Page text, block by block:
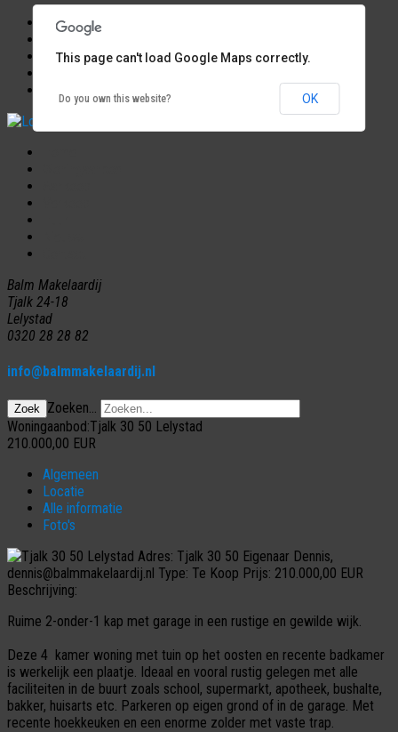
Woningaanbod
Verkocht
Balm Makelaardij
Tjalk 24-18
Lelystad
0320 28 28 82
info@balmmakelaardij.nl
Zoek
Zoeken...
Woningaanbod:Tjalk 30 50 Lelystad
210.000,00 EUR
Algemeen
Locatie
Alle informatie
Foto's
Adres: Tjalk 30 50 Eigenaar Dennis,
dennis@balmmakelaardij.nl Type: Te Koop Prijs: 210.000,00 EUR
Beschrijving:
Ruime 2-onder-1 kap met garage in een rustige en gewilde wijk.
Deze 4 kamer woning met tuin op het oosten en recente badkamer
is werkelijk een plaatje. Ideaal en vooral rustig gelegen met alle
faciliteiten in de buurt zoals school, supermarkt, apotheek, bushalte,
bakker, huisarts etc. Parkeren op eigen grond of in de garage. Met
recente hoekkeuken en een enorme zolder met vaste trap.
This page can't load Google Maps correctly.
Do you own this website? OK